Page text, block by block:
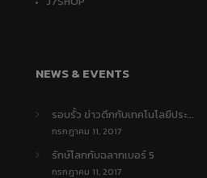
NEWS & EVENTS
รอบรั้ว ข่าวดึกกับเทคโนโลยีประ...
กรกฎาคม 11, 2017
รักษ์โลกกับฉลากเบอร์ 5
กรกฎาคม 11, 2017